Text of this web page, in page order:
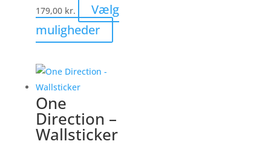
179,00 kr.
Vælg
muligheder
vare
kan
vælges
One
Direction –
Wallsticker